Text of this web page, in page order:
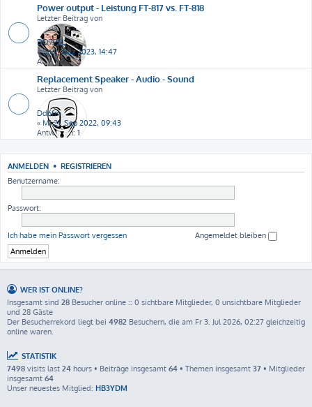
Power output - Leistung FT-817 vs. FT-818
Letzter Beitrag von
DO7PSL
«Sa 2. Dez 2023, 14:47
Antworten:2
Replacement Speaker - Audio - Sound
Letzter Beitrag von
Dd6fm
« Mi 21. Sep 2022, 09:43
Antworten: 1
ANMELDEN • REGISTRIEREN
Benutzername:
Passwort:
Ich habe mein Passwort vergessen Angemeldet bleiben
WER IST ONLINE?
Insgesamt sind 28 Besucher online :: 0 sichtbare Mitglieder, 0 unsichtbare Mitglieder
und 28 Gäste
Der Besucherrekord liegt bei 4982 Besuchern, die am Fr 3. Jul 2026, 02:27 gleichzeitig
online waren.
STATISTIK
7498 visits last 24 hours • Beiträge insgesamt 64 • Themen insgesamt 37 • Mitglieder
insgesamt 64
Unser neuestes Mitglied: HB3YDM